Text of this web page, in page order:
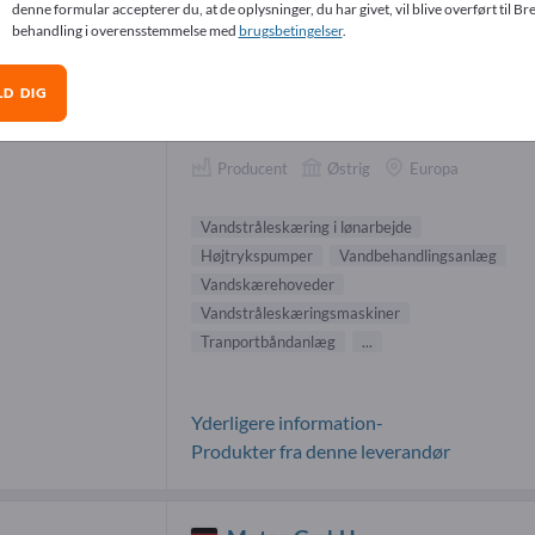
i lønarbejde-
Producent Østrig Europa
Vandstråleskæring i lønarbejde
Højtrykspumper
Vandbehandlingsanlæg
Vandskærehoveder
Vandstråleskæringsmaskiner
Tranportbåndanlæg
...
Yderligere information-
Produkter fra denne leverandør
denne formular accepterer du, at de oplysninger, du har givet, vil blive overført til
behandling i overensstemmelse med brugsbetingelser.
DIG